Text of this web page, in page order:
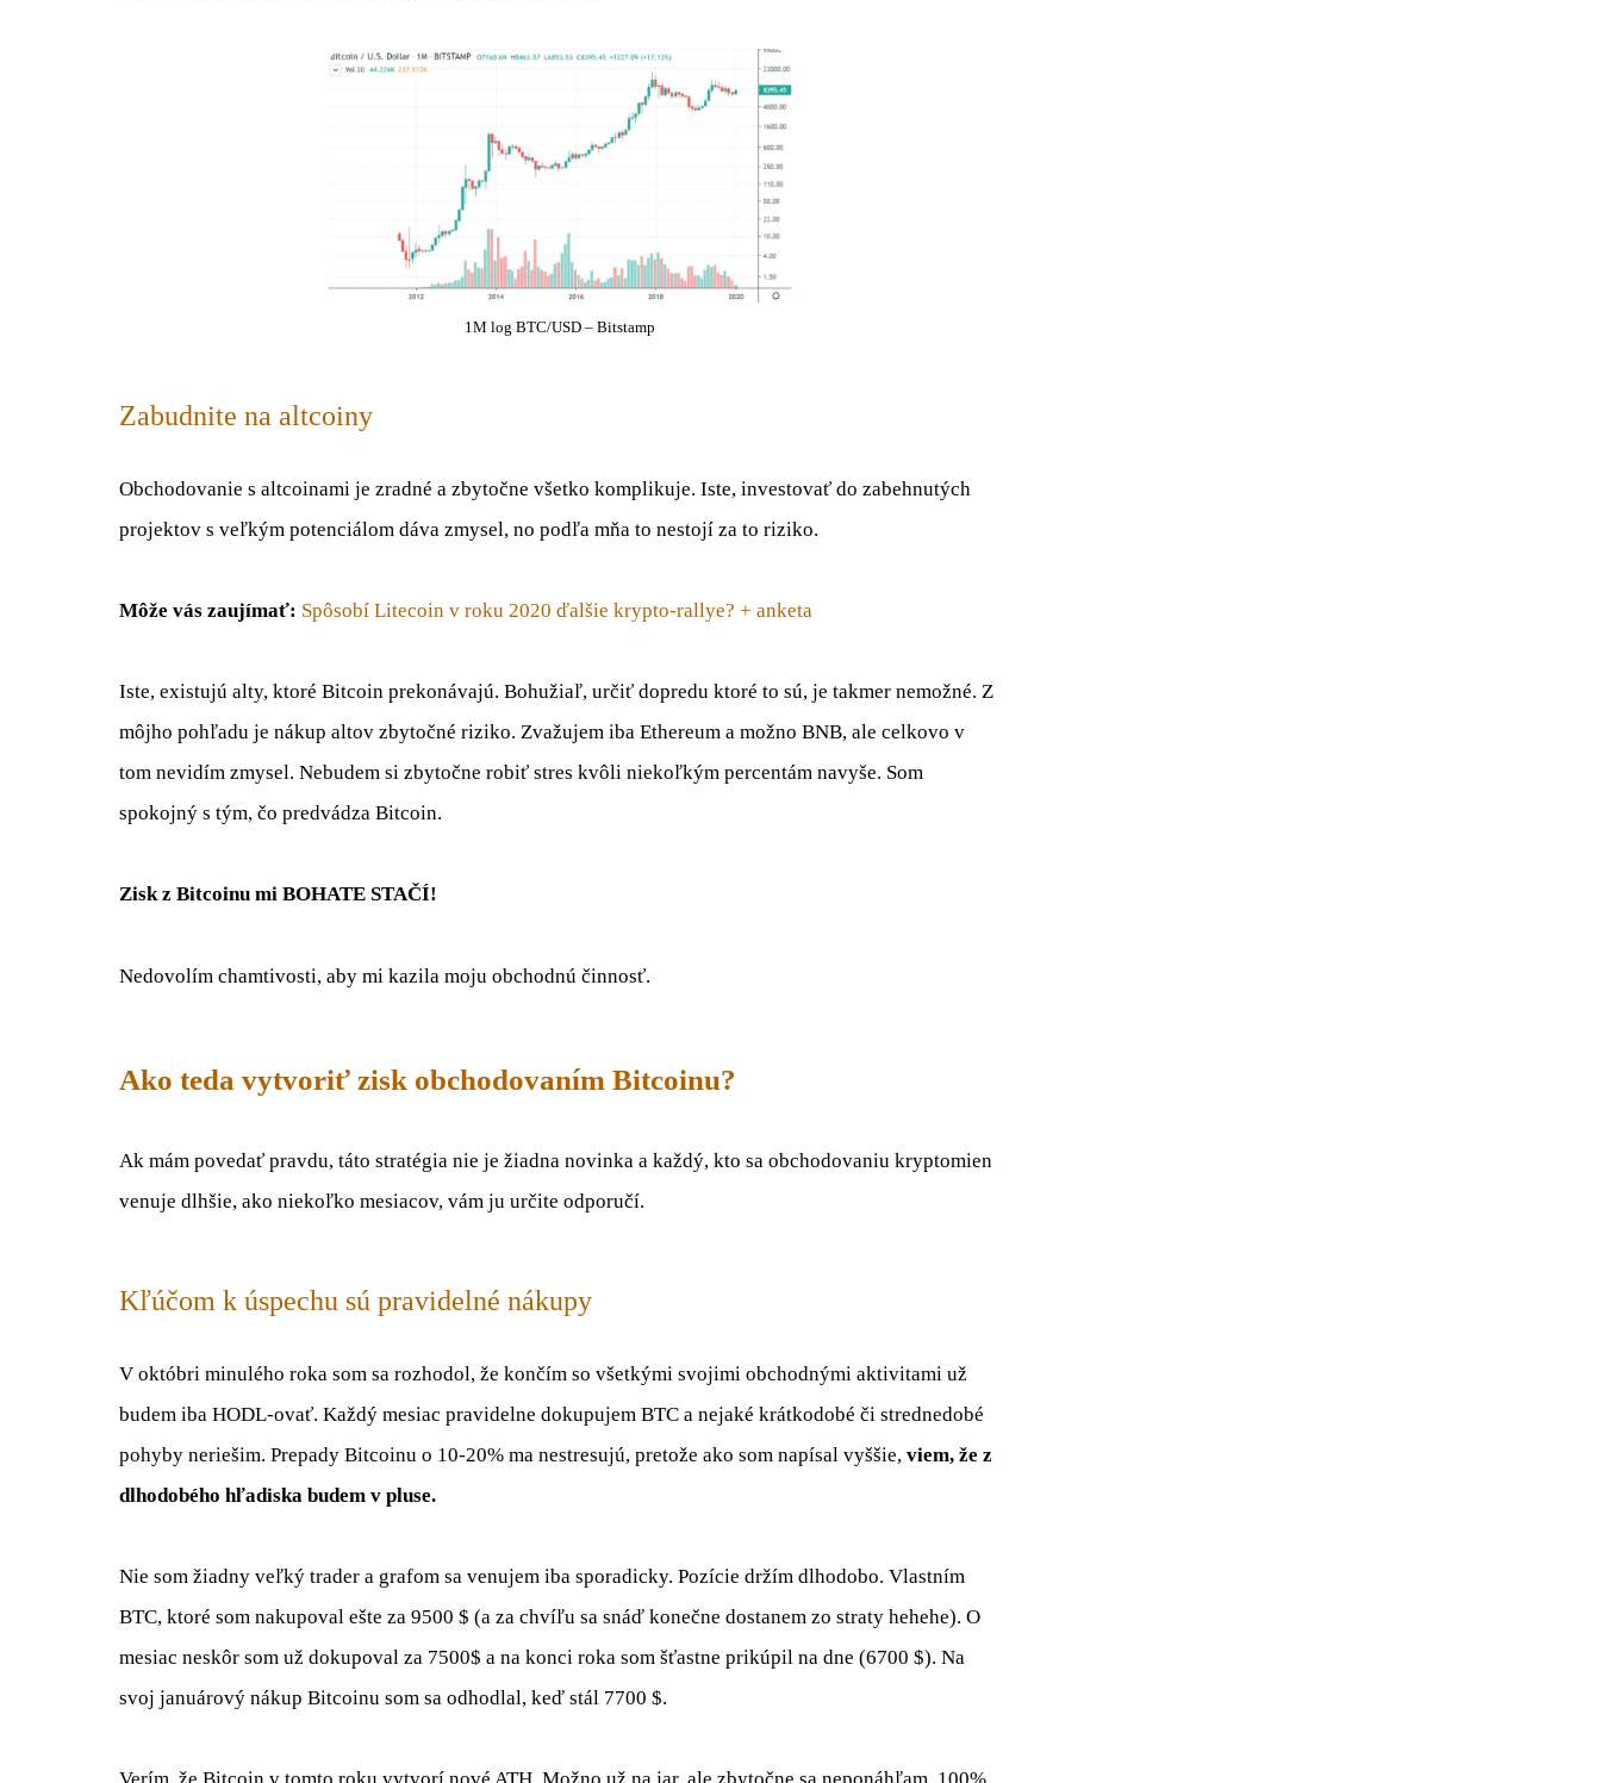
1M log BTC/USD – Bitstamp
Zabudnite na altcoiny
Obchodovanie s altcoinami je zradné a zbytočne všetko komplikuje. Iste, investovať do zabehnutých
projektov s veľkým potenciálom dáva zmysel, no podľa mňa to nestojí za to riziko.
Môže vás zaujímať: Spôsobí Litecoin v roku 2020 ďalšie krypto-rallye? + anketa
Iste, existujú alty, ktoré Bitcoin prekonávajú. Bohužiaľ, určiť dopredu ktoré to sú, je takmer nemožné. Z
môjho pohľadu je nákup altov zbytočné riziko. Zvažujem iba Ethereum a možno BNB, ale celkovo v
tom nevidím zmysel. Nebudem si zbytočne robiť stres kvôli niekoľkým percentám navyše. Som
spokojný s tým, čo predvádza Bitcoin.
Zisk z Bitcoinu mi BOHATE STAČÍ!
Nedovolím chamtivosti, aby mi kazila moju obchodnú činnosť.
Ako teda vytvoriť zisk obchodovaním Bitcoinu?
Ak mám povedať pravdu, táto stratégia nie je žiadna novinka a každý, kto sa obchodovaniu kryptomien
venuje dlhšie, ako niekoľko mesiacov, vám ju určite odporučí.
Kľúčom k úspechu sú pravidelné nákupy
V októbri minulého roka som sa rozhodol, že končím so všetkými svojimi obchodnými aktivitami už
budem iba HODL-ovať. Každý mesiac pravidelne dokupujem BTC a nejaké krátkodobé či strednedobé
pohyby neriešim. Prepady Bitcoinu o 10-20% ma nestresujú, pretože ako som napísal vyššie, viem, že z
dlhodobého hľadiska budem v pluse.
Nie som žiadny veľký trader a grafom sa venujem iba sporadicky. Pozície držím dlhodobo. Vlastním
BTC, ktoré som nakupoval ešte za 9500 $ (a za chvíľu sa snáď konečne dostanem zo straty hehehe). O
mesiac neskôr som už dokupoval za 7500$ a na konci roka som šťastne prikúpil na dne (6700 $). Na
svoj januárový nákup Bitcoinu som sa odhodlal, keď stál 7700 $.